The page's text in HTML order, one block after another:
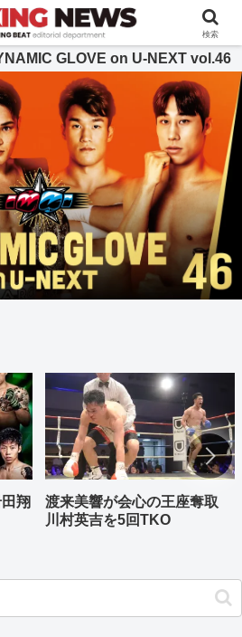
クシング・ビート] 公式サイト
GLOVE on U-NEXT vol.46
翔
渡来美響が会心の王座奪取
川村英吉を5回TKO
検索